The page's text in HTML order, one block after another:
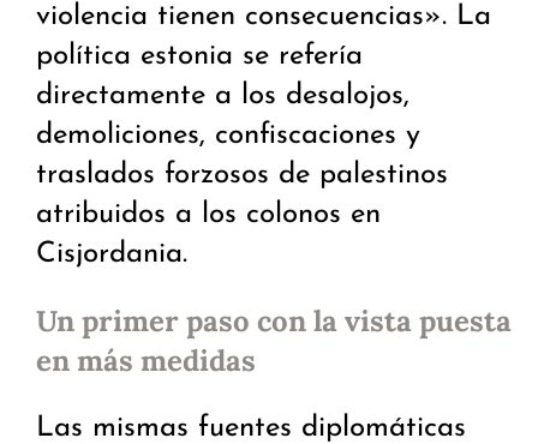
violencia tienen consecuencias». La
política estonia se refería
directamente a los desalojos,
demoliciones, confiscaciones y
traslados forzosos de palestinos
atribuidos a los colonos en
Cisjordania.
Un primer paso con la vista puesta
en más medidas
Las mismas fuentes diplomáticas